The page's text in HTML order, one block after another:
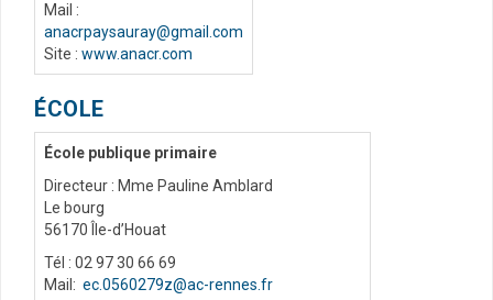
Mail :
anacrpaysauray@gmail.com
Site : www.anacr.com
ÉCOLE
École publique primaire
Directeur : Mme Pauline Amblard
Le bourg
56170 Île-d’Houat
Tél : 02 97 30 66 69
Mail: ec.0560279z@ac-rennes.fr